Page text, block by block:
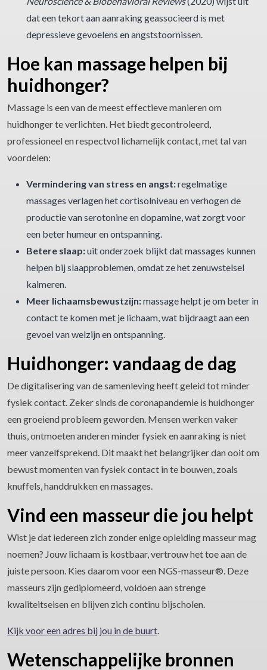
dat een tekort aan aanraking geassocieerd is met
depressieve gevoelens en angststoornissen.
Hoe kan massage helpen bij
huidhonger?
Massage is een van de meest effectieve manieren om
huidhonger te verlichten. Het biedt gecontroleerd,
professioneel en respectvol lichamelijk contact, met tal van
voordelen:
Vermindering van stress en angst:regelmatige
massages verlagen het cortisolniveau en verhogen de
productie van serotonine en dopamine, wat zorgt voor
een beter humeur en ontspanning.
Betere slaap:uit onderzoek blijkt dat massages kunnen
helpen bij slaapproblemen, omdat ze het zenuwstelsel
kalmeren.
Meer lichaamsbewustzijn:massage helpt je om beter in
contact te komen met je lichaam, wat bijdraagt aan een
gevoel van welzijn en ontspanning.
Huidhonger: vandaag de dag
De digitalisering van de samenleving heeft geleid tot minder
fysiek contact. Zeker sinds de coronapandemie is huidhonger
een groeiend probleem geworden. Mensen werken vaker
thuis, ontmoeten anderen minder fysiek en aanraking is niet
meer vanzelfsprekend. Dit maakt het belangrijker dan ooit om
bewust momenten van fysiek contact in te bouwen, zoals
knuffels, handdrukken en massages.
Vind een masseur die jou helpt
Wist je dat iedereen zich zonder enige opleiding masseur mag
noemen? Jouw lichaam is kostbaar, vertrouw het toe aan de
juiste persoon. Kies daarom voor een NGS-masseur®. Deze
masseurs zijn gediplomeerd, voldoen aan strenge
kwaliteitseisen en blijven zich continu bijscholen.
Kijk voor een adres bij jou in de buurt
Wetenschappelijke bronnen